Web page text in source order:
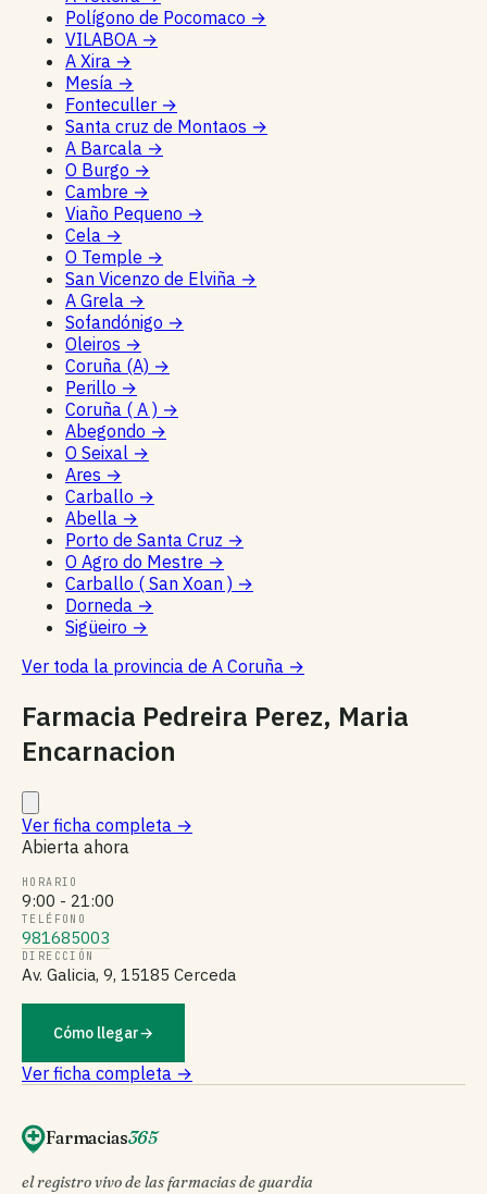
Polígono de Pocomaco →
VILABOA →
A Xira →
Mesía →
Fonteculler →
Santa cruz de Montaos →
A Barcala →
O Burgo →
Cambre →
Viaño Pequeno →
Cela →
O Temple →
San Vicenzo de Elviña →
A Grela →
Sofandónigo →
Oleiros →
Coruña (A) →
Perillo →
Coruña ( A ) →
Abegondo →
O Seixal →
Ares →
Carballo →
Abella →
Porto de Santa Cruz →
O Agro do Mestre →
Carballo ( San Xoan ) →
Dorneda →
Sigüeiro →
Ver toda la provincia de A Coruña →
Farmacia Pedreira Perez, Maria
Encarnacion
Ver ficha completa →
Abierta ahora
HORARIO
9:00 - 21:00
TELÉFONO
981685003
DIRECCIÓN
Av. Galicia, 9, 15185 Cerceda
Cómo llegar→
Ver ficha completa →
Farmacias365
el registro vivo de las farmacias de guardia